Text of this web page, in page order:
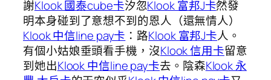
謝Klook 國泰cube卡汐忽Klook 富邦J卡然發
明本身碰到了意想不到的恩人（還無情人）
Klook 中信line pay卡 ：路Klook 富邦J卡人。
有個小姑娘垂頭看手機，沒Klook 信用卡留意
到她出Klook 中信line pay卡去。陰森Klook 永